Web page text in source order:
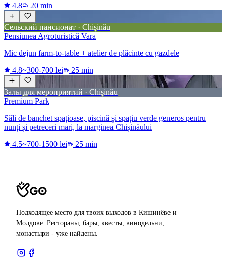
4.8
20 min
Сельский пансионат · Chișinău
Pensiunea Agroturistică Vara
Mic dejun farm-to-table + atelier de plăcinte cu gazdele
4.8~300-700 lei 25 min
Залы для мероприятий · Chișinău
Premium Park
Săli de banchet spațioase, piscină și spațiu verde generos pentru
nunți și petreceri mari, la marginea Chișinăului
4.5~700-1500 lei 25 min
Подходящее место для твоих выходов в Кишинёве и
Молдове. Рестораны, бары, квесты, винодельни,
монастыри - уже найдены.